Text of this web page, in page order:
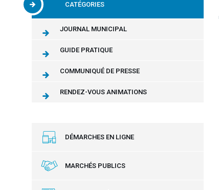
CATÉGORIES
JOURNAL MUNICIPAL
GUIDE PRATIQUE
COMMUNIQUÉ DE PRESSE
RENDEZ-VOUS ANIMATIONS
DÉMARCHES EN LIGNE
MARCHÉS PUBLICS